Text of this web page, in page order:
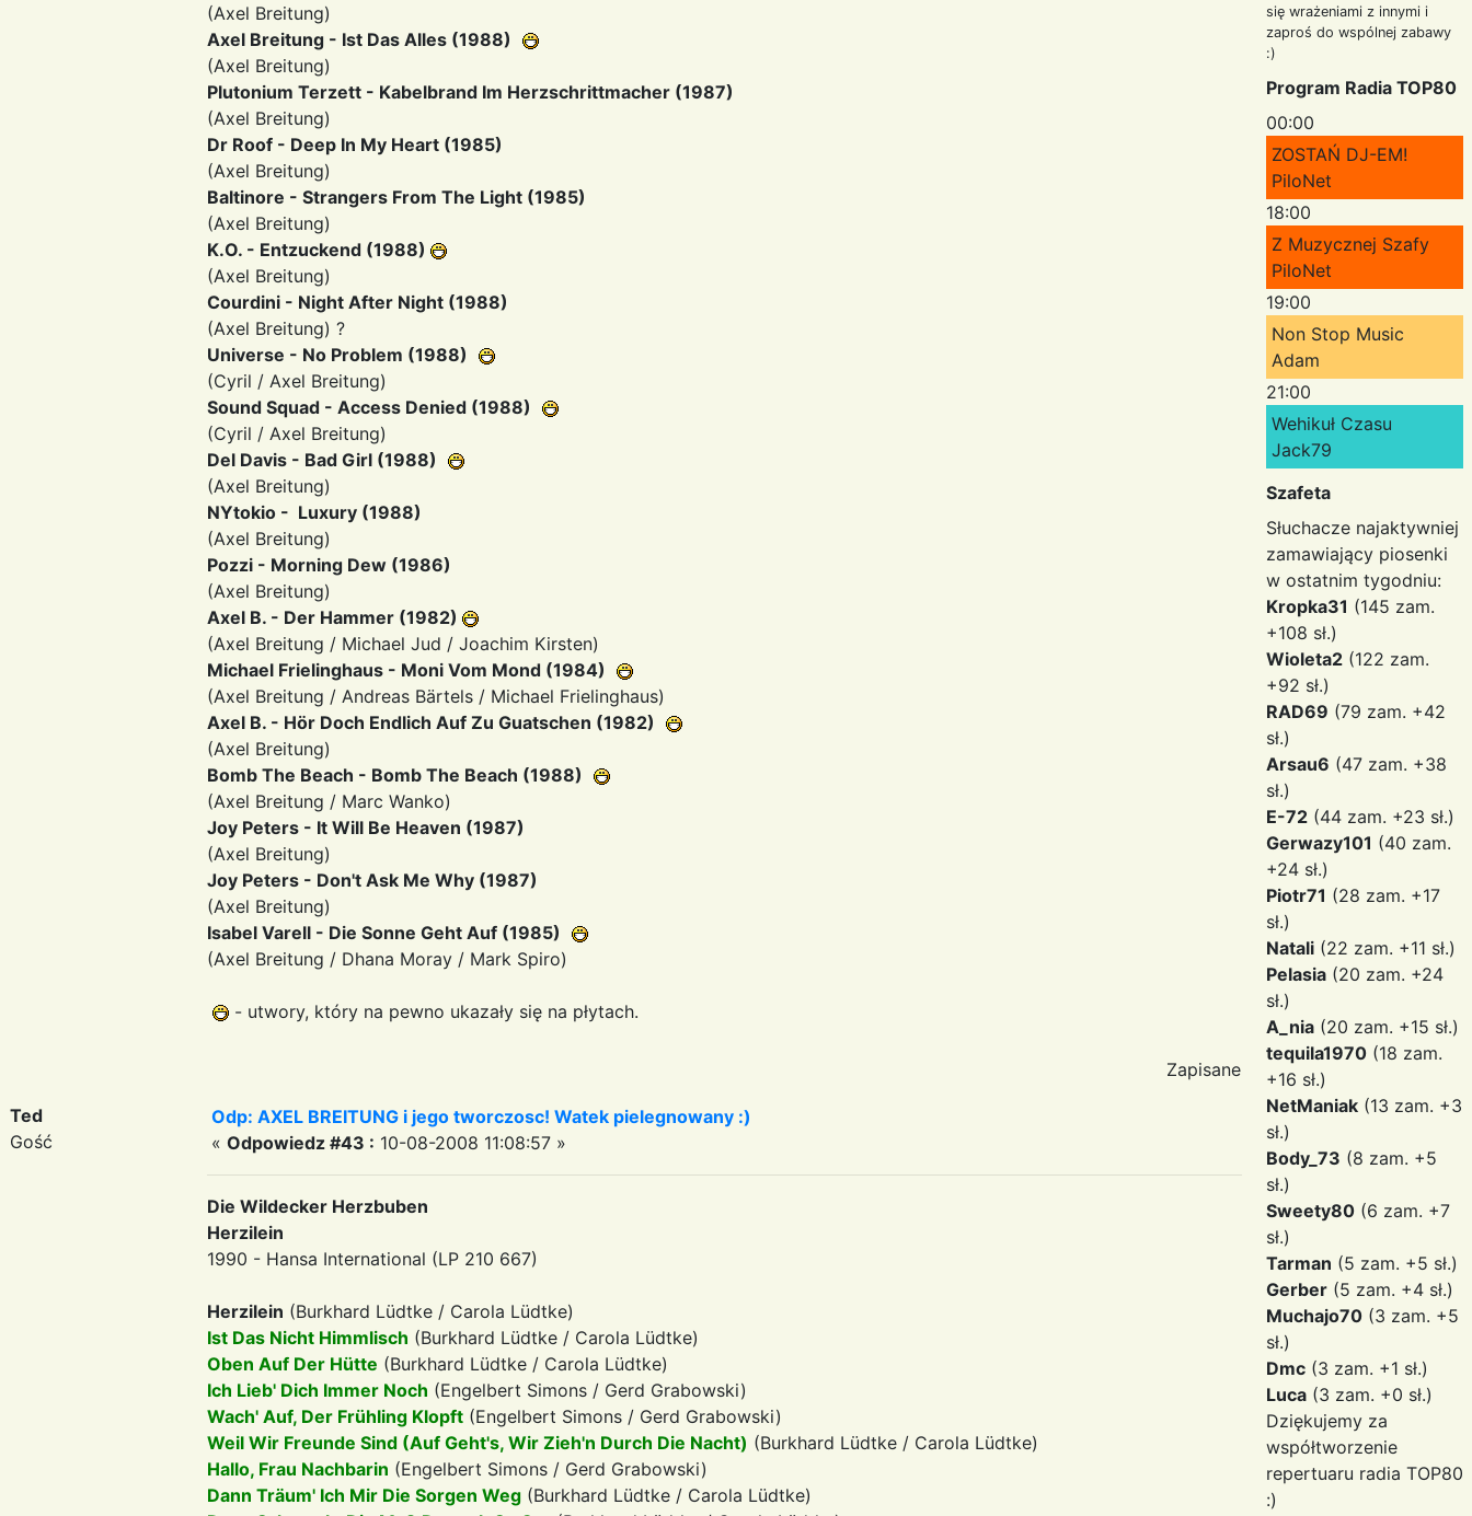
(Axel Breitung)
Axel Breitung - Ist Das Alles (1988)
(Axel Breitung)
Plutonium Terzett - Kabelbrand Im Herzschrittmacher (1987)
(Axel Breitung)
Dr Roof - Deep In My Heart (1985)
(Axel Breitung)
Baltinore - Strangers From The Light (1985)
(Axel Breitung)
K.O. - Entzuckend (1988)
(Axel Breitung)
Courdini - Night After Night (1988)
(Axel Breitung) ?
Universe - No Problem (1988)
(Cyril / Axel Breitung)
Sound Squad - Access Denied (1988)
(Cyril / Axel Breitung)
Del Davis - Bad Girl (1988)
(Axel Breitung)
NYtokio - Luxury (1988)
(Axel Breitung)
Pozzi - Morning Dew (1986)
(Axel Breitung)
Axel B. - Der Hammer (1982)
(Axel Breitung / Michael Jud / Joachim Kirsten)
Michael Frielinghaus - Moni Vom Mond (1984)
(Axel Breitung / Andreas Bärtels / Michael Frielinghaus)
Axel B. - Hör Doch Endlich Auf Zu Guatschen (1982)
(Axel Breitung)
Bomb The Beach - Bomb The Beach (1988)
(Axel Breitung / Marc Wanko)
Joy Peters - It Will Be Heaven (1987)
(Axel Breitung)
Joy Peters - Don't Ask Me Why (1987)
(Axel Breitung)
Isabel Varell - Die Sonne Geht Auf (1985)
(Axel Breitung / Dhana Moray / Mark Spiro)
- utwory, który na pewno ukazały się na płytach.
Zapisane
Ted
Gość
Odp: AXEL BREITUNG i jego tworczosc! Watek pielegnowany :)
« Odpowiedz #43 : 10-08-2008 11:08:57 »
Die Wildecker Herzbuben
Herzilein
1990 - Hansa International (LP 210 667)
Herzilein (Burkhard Lüdtke / Carola Lüdtke)
Ist Das Nicht Himmlisch (Burkhard Lüdtke / Carola Lüdtke)
Oben Auf Der Hütte (Burkhard Lüdtke / Carola Lüdtke)
Ich Lieb' Dich Immer Noch (Engelbert Simons / Gerd Grabowski)
Wach' Auf, Der Frühling Klopft (Engelbert Simons / Gerd Grabowski)
Weil Wir Freunde Sind (Auf Geht's, Wir Zieh'n Durch Die Nacht) (Burkhard Lüdtke / Carola Lüdtke)
Hallo, Frau Nachbarin (Engelbert Simons / Gerd Grabowski)
Dann Träum' Ich Mir Die Sorgen Weg (Burkhard Lüdtke / Carola Lüdtke)
się wrażeniami z innymi i
zaproś do wspólnej zabawy
:)
Program Radia TOP80
00:00
ZOSTAŃ DJ-EM!
PiloNet
18:00
Z Muzycznej Szafy
PiloNet
19:00
Non Stop Music
Adam
21:00
Wehikuł Czasu
Jack79
Szafeta
Słuchacze najaktywniej
zamawiający piosenki
w ostatnim tygodniu:
Kropka31 (145 zam.
+108 sł.)
Wioleta2 (122 zam.
+92 sł.)
RAD69 (79 zam. +42
sł.)
Arsau6 (47 zam. +38
sł.)
E-72 (44 zam. +23 sł.)
Gerwazy101 (40 zam.
+24 sł.)
Piotr71 (28 zam. +17
sł.)
Natali (22 zam. +11 sł.)
Pelasia (20 zam. +24
sł.)
A_nia (20 zam. +15 sł.)
tequila1970 (18 zam.
+16 sł.)
NetManiak (13 zam. +3
sł.)
Body_73 (8 zam. +5
sł.)
Sweety80 (6 zam. +7
sł.)
Tarman (5 zam. +5 sł.)
Gerber (5 zam. +4 sł.)
Muchajo70 (3 zam. +5
sł.)
Dmc (3 zam. +1 sł.)
Luca (3 zam. +0 sł.)
Dziękujemy za
współtworzenie
repertuaru radia TOP80
:)